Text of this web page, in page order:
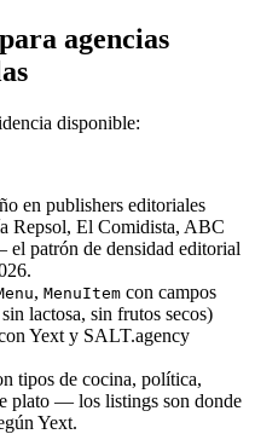
agencias
disponible:
en publishers editoriales
Repsol, El Comidista, ABC
patrón de densidad editorial
, MenuItem con campos
lactosa, sin frutos secos)
Yext y SALT.agency
tipos de cocina, política,
plato — los listings son donde
Yext.